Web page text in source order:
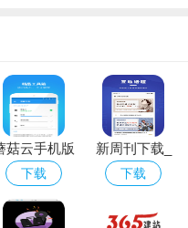
布所在地区的台风实况，形
洋地区的台风，
迪尔玛下载
报道，信息全面。
的需求，软件支持多种语言
户使用。
菇云手机版
下载_蘑菇云
安卓版下载
下载
新周刊下载_
新周刊安卓版
下载